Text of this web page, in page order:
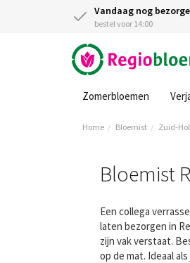
Vandaag nog
bestel voor 14:00
Zomerbloemen
Home Bloemist Zuid-
Bloemist
Een collega
laten bezorgen in
zijn vak verstaat.
op de mat. Ideaal